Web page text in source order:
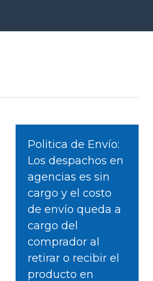
Politica de Envío:
Los despachos en
agencias es sin
cargo y el costo
de envío queda a
cargo del
comprador al
retirar o recibir el
producto en